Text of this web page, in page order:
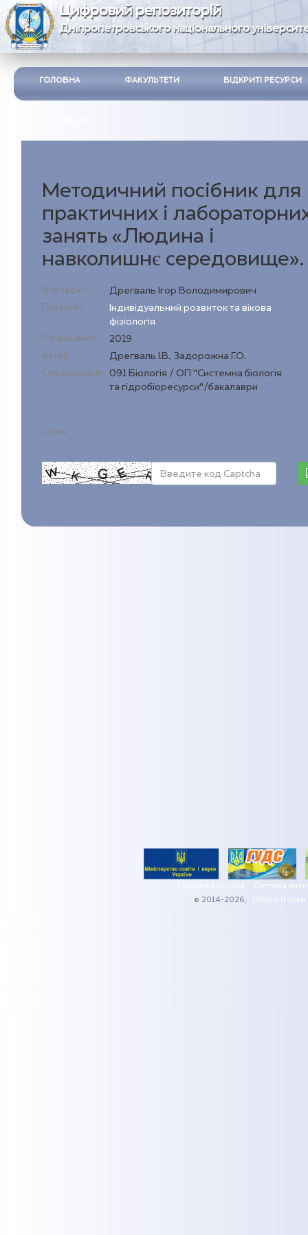
Цифровий репозиторій
Дніпропетровського національного
ГОЛОВНА ФАКУЛЬТЕТИ ВІДКРИТІ РЕСУРСИ
Методичний посібник для
практичних і
занять «Людина і
навколишнє середовище».
Викладач: Дрегваль Ігор Володимирович
Предмет:
Індивідуальний розвиток та вікова
фізіологія
Рік видання: 2019
Автор: Дрегваль І.В., Задорожна Г.О.
Спеціалізація: 091 Біологія / ОП "Системна біологія
та гідробіоресурси"/бакалаври
Опис:
Поштова служба
Система
© 2014-2026,
Dmitry Boyko